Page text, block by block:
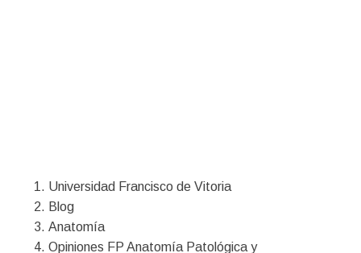
Universidad Francisco de Vitoria
Blog
Anatomía
Opiniones FP Anatomía Patológica y